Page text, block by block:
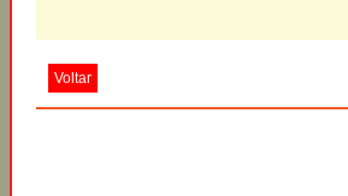
Voltar